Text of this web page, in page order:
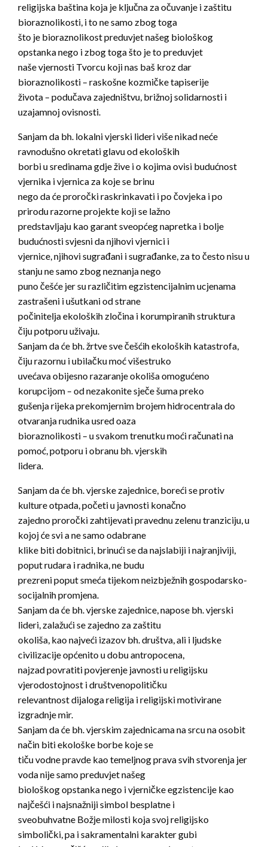
religijska baština koja je ključna za očuvanje i zaštitu
bioraznolikosti, i to ne samo zbog toga
što je bioraznolikost preduvjet našeg biološkog
opstanka nego i zbog toga što je to preduvjet
naše vjernosti Tvorcu koji nas baš kroz dar
bioraznolikosti – raskošne kozmičke tapiserije
života – podučava zajedništvu, brižnoj solidarnosti i
uzajamnoj ovisnosti.
Sanjam da bh. lokalni vjerski lideri više nikad neće
ravnodušno okretati glavu od ekoloških
borbi u sredinama gdje žive i o kojima ovisi budućnost
vjernika i vjernica za koje se brinu
nego da će proročki raskrinkavati i po čovjeka i po
prirodu razorne projekte koji se lažno
predstavljaju kao garant sveopćeg napretka i bolje
budućnosti svjesni da njihovi vjernici i
vjernice, njihovi sugrađani i sugrađanke, za to često nisu u
stanju ne samo zbog neznanja nego
puno češće jer su različitim egzistencijalnim ucjenama
zastrašeni i ušutkani od strane
počinitelja ekoloških zločina i korumpiranih struktura
čiju potporu uživaju.
Sanjam da će bh. žrtve sve češćih ekoloških katastrofa,
čiju razornu i ubilačku moć višestruko
uvećava obijesno razaranje okoliša omogućeno
korupcijom – od nezakonite sječe šuma preko
gušenja rijeka prekomjernim brojem hidrocentrala do
otvaranja rudnika usred oaza
bioraznolikosti – u svakom trenutku moći računati na
pomoć, potporu i obranu bh. vjerskih
lidera.
Sanjam da će bh. vjerske zajednice, boreći se protiv
kulture otpada, početi u javnosti konačno
zajedno proročki zahtijevati pravednu zelenu tranziciju, u
kojoj će svi a ne samo odabrane
klike biti dobitnici, brinući se da najslabiji i najranjiviji,
poput rudara i radnika, ne budu
prezreni poput smeća tijekom neizbježnih gospodarsko-
socijalnih promjena.
Sanjam da će bh. vjerske zajednice, napose bh. vjerski
lideri, zalažući se zajedno za zaštitu
okoliša, kao najveći izazov bh. društva, ali i ljudske
civilizacije općenito u dobu antropocena,
najzad povratiti povjerenje javnosti u religijsku
vjerodostojnost i društvenopolitičku
relevantnost dijaloga religija i religijski motivirane
izgradnje mir.
Sanjam da će bh. vjerskim zajednicama na srcu na osobit
način biti ekološke borbe koje se
tiču vodne pravde kao temeljnog prava svih stvorenja jer
voda nije samo preduvjet našeg
biološkog opstanka nego i vjerničke egzistencije kao
najčešći i najsnažniji simbol besplatne i
sveobuhvatne Božje milosti koja svoj religijsko
simbolički, pa i sakramentalni karakter gubi